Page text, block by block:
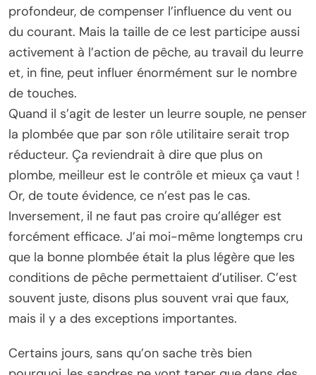
profondeur, de compenser l’influence du vent ou
du courant. Mais la taille de ce lest participe aussi
activement à l’action de pêche, au travail du leurre
et, in fine, peut influer énormément sur le nombre
de touches.
Quand il s’agit de lester un leurre souple, ne penser
la plombée que par son rôle utilitaire serait trop
réducteur. Ça reviendrait à dire que plus on
plombe, meilleur est le contrôle et mieux ça vaut !
Or, de toute évidence, ce n’est pas le cas.
Inversement, il ne faut pas croire qu’alléger est
forcément efficace. J’ai moi-même longtemps cru
que la bonne plombée était la plus légère que les
conditions de pêche permettaient d’utiliser. C’est
souvent juste, disons plus souvent vrai que faux,
mais il y a des exceptions importantes.
Certains jours, sans qu’on sache très bien